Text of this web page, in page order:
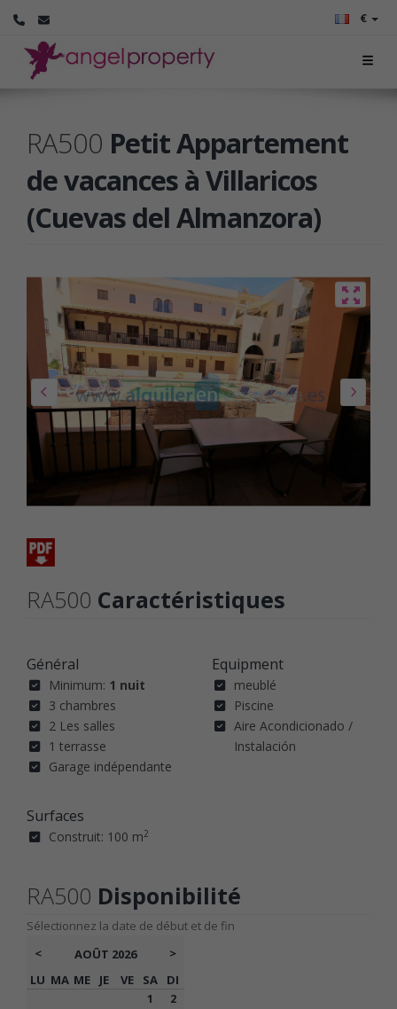
€
RA500 Petit Appartement
de vacances à Villaricos
(Cuevas del Almanzora)
RA500 Caractéristiques
Général
Minimum: 1 nuit
3 chambres
2 Les salles
1 terrasse
Garage indépendante
Surfaces
Construit: 100 m2
Equipment
meublé
Piscine
Aire Acondicionado /
Instalación
RA500 Disponibilité
Sélectionnez la date de début et de fin
<
AOÛT 2026
>
LU MA ME JE VE SA DI
1
2